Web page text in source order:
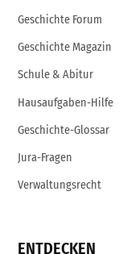
Geschichte Forum
Geschichte Magazin
Schule & Abitur
Hausaufgaben-Hilfe
Geschichte-Glossar
Jura-Fragen
Verwaltungsrecht
ENTDECKEN